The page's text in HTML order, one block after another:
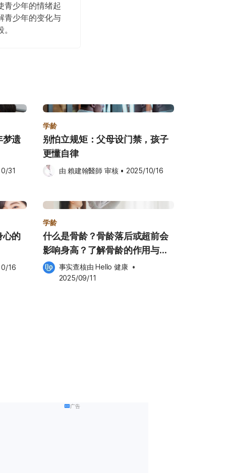
青少年的情绪起
青少年的变化与
梦遗
31
学龄
别怕立规矩：父母设门禁，孩子
更懂自律
由 賴建翰醫師 审核 • 2025/10/16
心的
16
学龄
什么是骨龄？骨龄落后或超前会
影响身高？了解骨龄的作用与检
查方式事实查核由 Hello 健康 •
2025/09/11
广告